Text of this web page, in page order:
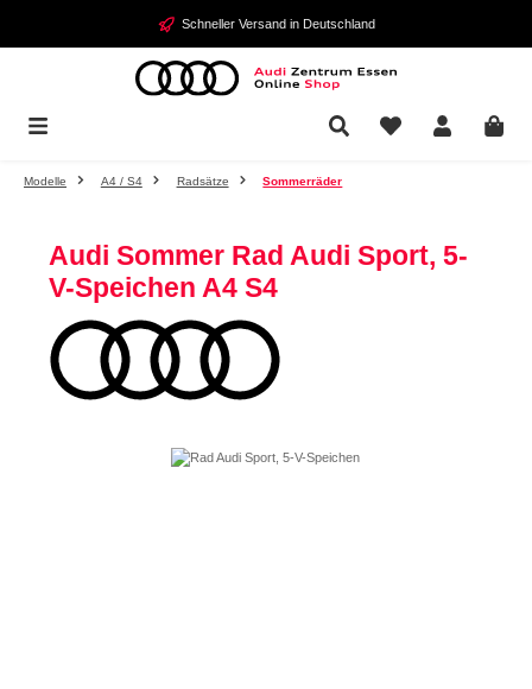
Zum Hauptinhalt springen Schneller Versand in Deutschland
Modelle A4 / S4 Radsätze Sommerräder
Audi Sommer Rad Audi Sport, 5-
V-Speichen A4 S4
Bildergalerie überspringen